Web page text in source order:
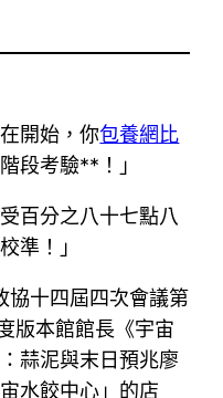
開始，你包養網比
段考驗**！」
百分之八十七點八
準！」
協十四屆四次會議第
版本館館長《宇宙
蒜泥與末日預兆廖
水餃中心」的店